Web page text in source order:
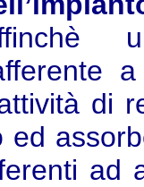
di
ed
ad